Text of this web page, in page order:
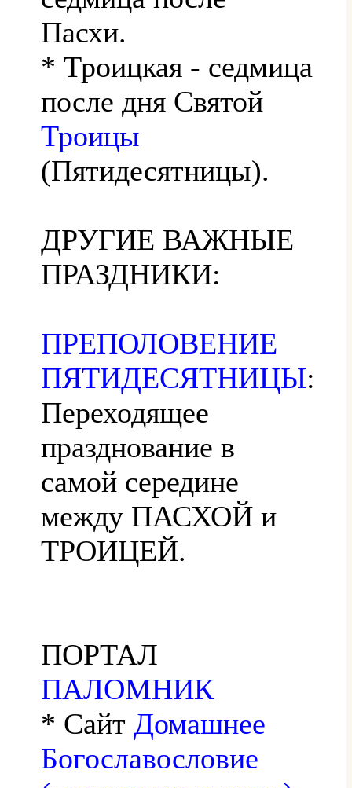
Пасхи.
* Троицкая - седмица
после дня Святой
Троицы
(Пятидесятницы).
ДРУГИЕ ВАЖНЫЕ
ПРАЗДНИКИ:
ПРЕПОЛОВЕНИЕ
ПЯТИДЕСЯТНИЦЫ:
Переходящее
празднование в
самой середине
между ПАСХОЙ и
ТРОИЦЕЙ.
ПОРТАЛ
ПАЛОМНИК
* Сайт Домашнее
Богославословие